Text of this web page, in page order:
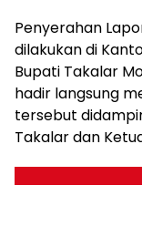
Penyerahan
dilakukan di
Bupati Takalar
hadir langsung
tersebut
Takalar dan